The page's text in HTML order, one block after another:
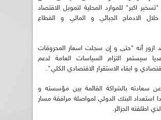
اكبر" للموارد المحلية لتمويل الاقتصاد
الادماج الجبائي و المالي و القطاع
ازور أنه "حتى و إن سجلت اسعار المحروقات
سيستمر التزام السياسات العامة لدعم
و ابقاء الاستقرار الاقتصادي الكلي".
سعادته بالشراكة القائمة بين مؤسسته و
استعداد البنك الدولي لمواصلة مرافقة مسار
اطلقته الجزائر.